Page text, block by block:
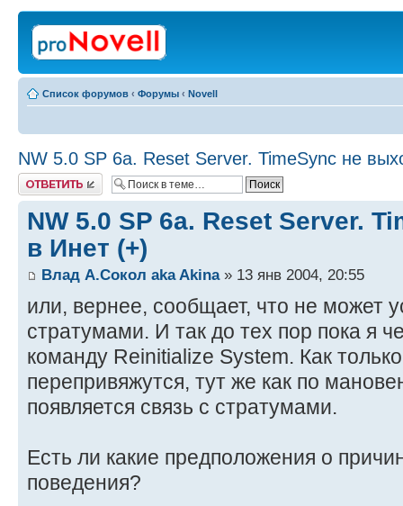
Список форумов ‹ Форумы ‹ Novell
NW 5.0 SP 6a. Reset Server. TimeSync не
Ответить
NW 5.0 SP 6a. Reset Server.
в Инет (+)
Влад А.Сокол aka Akina» 13 янв 2004, 20:55
или, вернее, сообщает, что не может
стратумами. И так до тех пор пока я
команду Reinitialize System. Как
перепривяжутся, тут же как по
появляется связь с стратумами.
Есть ли какие предположения о
поведения?